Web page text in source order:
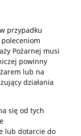
przypadku
Pożarnej musi
powinny
lub na
działania
się od tych
lub dotarcie do